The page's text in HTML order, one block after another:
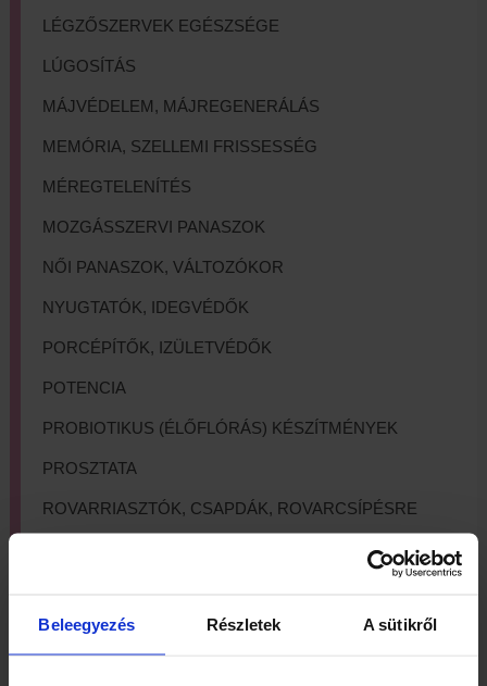
Beleegyezés Részletek A sütikről
LÉGZŐSZERVEK EGÉSZSÉGE
LÚGOSÍTÁS
MÁJVÉDELEM, MÁJREGENERÁLÁS
MEMÓRIA, SZELLEMI FRISSESSÉG
MÉREGTELENÍTÉS
MOZGÁSSZERVI PANASZOK
NŐI PANASZOK, VÁLTOZÓKOR
NYUGTATÓK, IDEGVÉDŐK
PORCÉPÍTŐK, IZÜLETVÉDŐK
POTENCIA
PROBIOTIKUS (ÉLŐFLÓRÁS) KÉSZÍTMÉNYEK
PROSZTATA
ROVARRIASZTÓK, CSAPDÁK, ROVARCSÍPÉSRE
TISZTÍTÓKÚRA